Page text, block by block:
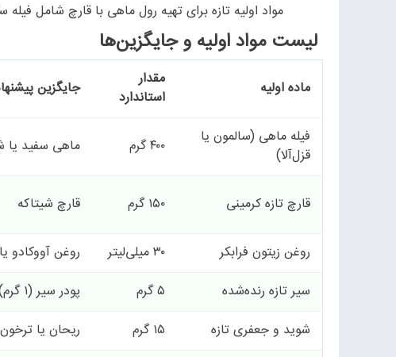
مواد اولیه تازه برای تهیه رول ماهی با قارچ شامل
لیست مواد اولیه و جایگزین‌ها
ماده اولیه
مقدار
استاندارد
جایگزین
فیله ماهی (سالمون یا
قزل‌آلا)
۴۰۰ گرم ماهی سفید یا
قارچ تازه کرمینی ۱۵۰ گرم قارچ شیتاکه
روغن زیتون فرابکر
۳۰ میلی‌لیتر روغن آووکادو
سیر تازه رنده‌شده
۵ گرم پودر سیر (۱ گرم)
شوید و جعفری تازه
۱۵ گرم ریحان یا ترخون